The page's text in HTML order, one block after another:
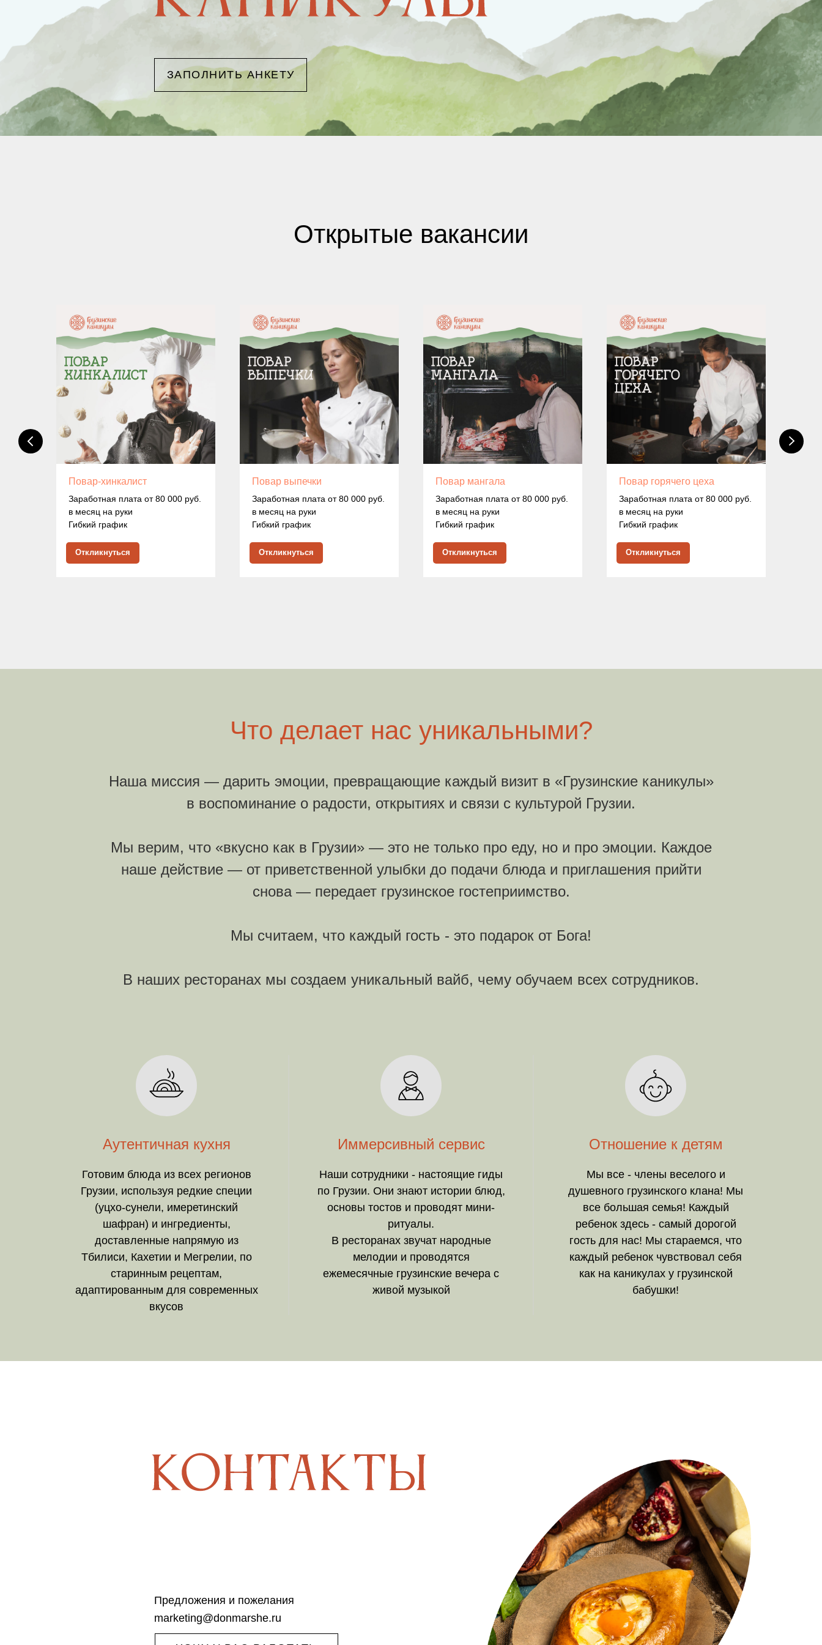
ЗАПОЛНИТЬ АНКЕТУ
Открытые вакансии
Повар-хинкалист
Заработная плата от 80 000 руб.
в месяц на руки
Гибкий график
Откликнуться
Повар выпечки
Заработная плата от 80 000 руб.
в месяц на руки
Гибкий график
Откликнуться
Повар мангала
Заработная плата от 80 000 руб.
в месяц на руки
Гибкий график
Откликнуться
Повар горячего цеха
Заработная плата от 80 000 руб.
в месяц на руки
Гибкий график
Откликнуться
Что делает нас уникальными?
Наша миссия — дарить эмоции, превращающие каждый визит в «Грузинские каникулы»
в воспоминание о радости, открытиях и связи с культурой Грузии.
Мы верим, что «вкусно как в Грузии» — это не только про еду, но и про эмоции. Каждое
наше действие — от приветственной улыбки до подачи блюда и приглашения прийти
снова — передает грузинское гостеприимство.
Мы считаем, что каждый гость - это подарок от Бога!
В наших ресторанах мы создаем уникальный вайб, чему обучаем всех сотрудников.
Аутентичная кухня
Готовим блюда из всех регионов
Грузии, используя редкие специи
(уцхо-сунели, имеретинский
шафран) и ингредиенты,
доставленные напрямую из
Тбилиси, Кахетии и Мегрелии, по
старинным рецептам,
адаптированным для современных
вкусов
Иммерсивный сервис
Наши сотрудники - настоящие гиды
по Грузии. Они знают истории блюд,
основы тостов и проводят мини-
ритуалы.
В ресторанах звучат народные
мелодии и проводятся
ежемесячные грузинские вечера с
живой музыкой
Отношение к детям
Мы все - члены веселого и
душевного грузинского клана! Мы
все большая семья! Каждый
ребенок здесь - самый дорогой
гость для нас! Мы стараемся, что
каждый ребенок чувствовал себя
как на каникулах у грузинской
бабушки!
Предложения и пожелания
marketing@donmarshe.ru